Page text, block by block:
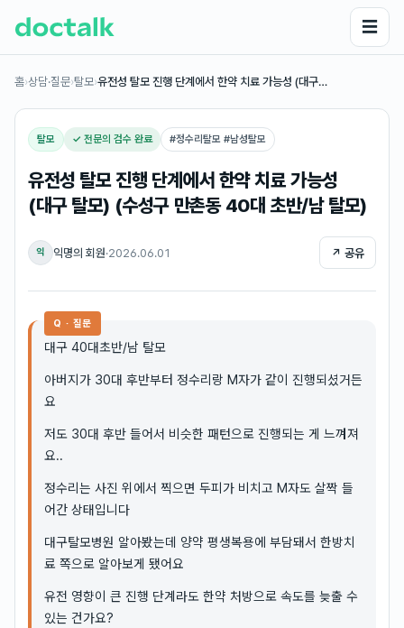
☰
홈›상담·질문›탈모›유전성 탈모 진행 단계에서 한약 치료 가능성 (대구…
탈모 ✓ 전문의 검수 완료 #정수리탈모 #남성탈모
유전성 탈모 진행 단계에서 한약 치료 가능성
(대구 탈모) (수성구 만촌동 40대 초반/남 탈모)
익 익명의 회원·2026.06.01 ↗ 공유
Q · 질문
대구 40대초반/남 탈모
아버지가 30대 후반부터 정수리랑 M자가 같이 진행되셨거든
요
저도 30대 후반 들어서 비슷한 패턴으로 진행되는 게 느껴져
요..
정수리는 사진 위에서 찍으면 두피가 비치고 M자도 살짝 들
어간 상태입니다
대구탈모병원 알아봤는데 양약 평생복용에 부담돼서 한방치
료 쪽으로 알아보게 됐어요
유전 영향이 큰 진행 단계라도 한약 처방으로 속도를 늦출 수
있는 건가요?